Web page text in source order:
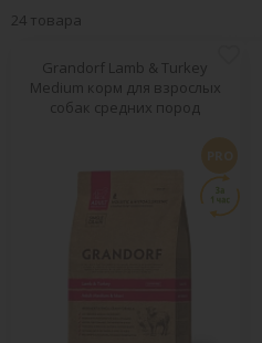
24 товара
Grandorf Lamb & Turkey
Medium корм для взрослых
собак средних пород